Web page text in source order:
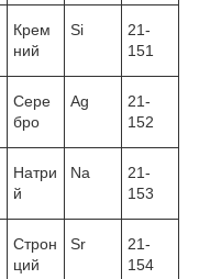
Крем
ний
Si
21-
151
Сере
бро
Ag
21-
152
Натри
й
Na
21-
153
Строн
ций
Sr
21-
154